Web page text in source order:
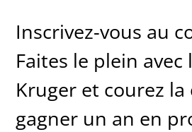
Inscrivez-vous au
Faites le plein avec
Kruger et courez la
gagner un an en